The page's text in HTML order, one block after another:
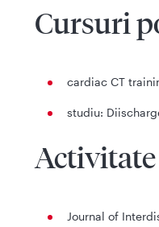
Cursuri
cardiac CT
studiu:
Journal of